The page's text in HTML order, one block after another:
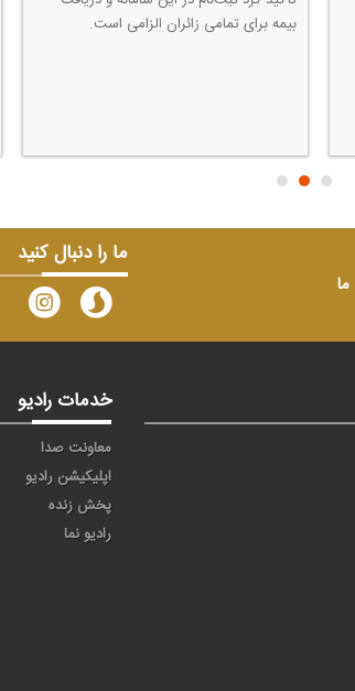
ما را دنبال کنید
خدمات رادیو
معاونت صدا
اپلیکیشن رادیو
پخش زنده
رادیو نما